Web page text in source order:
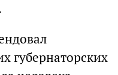
губернаторских